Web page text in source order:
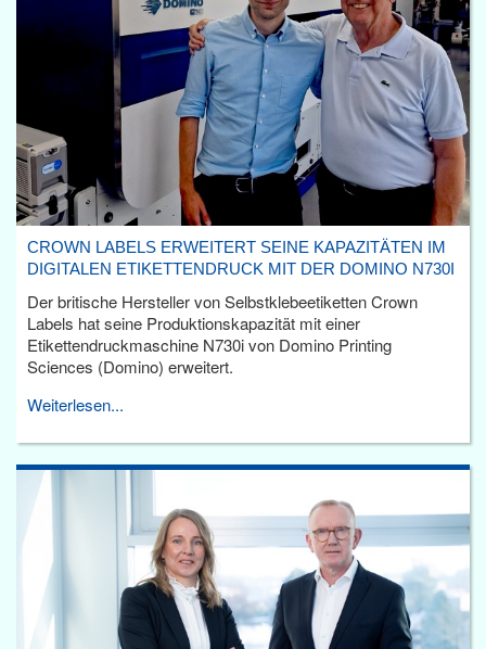
CROWN LABELS ERWEITERT SEINE KAPAZITÄTEN IM
DIGITALEN ETIKETTENDRUCK MIT DER DOMINO N730I
Der britische Hersteller von Selbstklebeetiketten Crown
Labels hat seine Produktionskapazität mit einer
Etikettendruckmaschine N730i von Domino Printing
Sciences (Domino) erweitert.
Weiterlesen...